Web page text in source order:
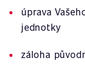
úprava
jednotky
záloha